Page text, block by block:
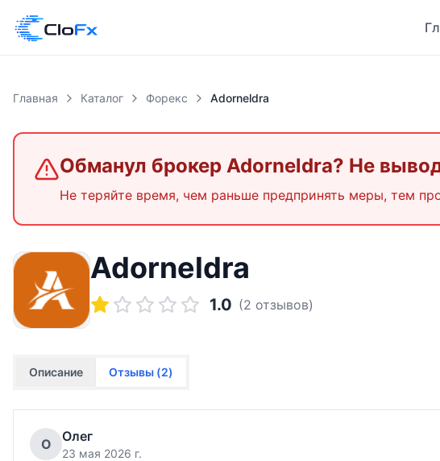
Главная Каталог Форекс Adorneldra
Обманул брокер Adorneldra? Не
Не теряйте время, чем раньше предпринять меры, тем
Adorneldra
1.0 (2 отзывов)
Описание Отзывы (2)
О Олег
23 мая 2026 г.